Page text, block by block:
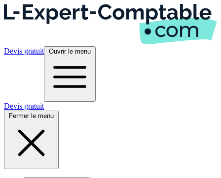
Devis gratuit Ouvrir le menu
Devis gratuit
Fermer le menu